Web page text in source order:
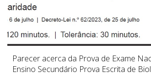
Decisão da Assembleia Geral (21 de
...